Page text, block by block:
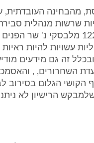
העובדתית,
שרשות מנהלית
לצורך קבלת הכרעתה (ר' בג"ץ 1227/98
עשויות להיות ראיות
זה גם מידעים
ועדת השחרורים, ,
הקושי הגלום בסירוב
הרישיון לא